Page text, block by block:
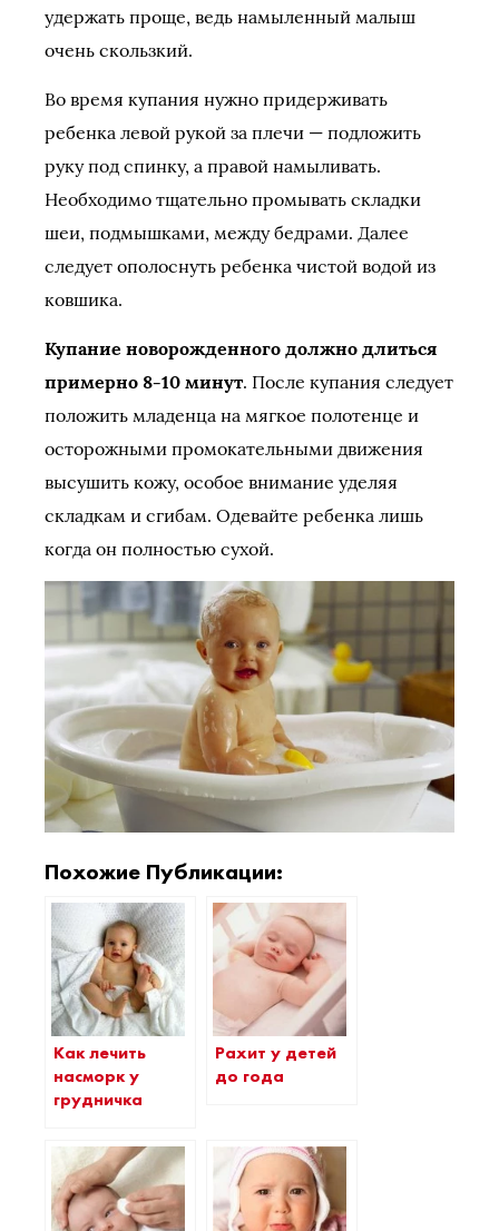
удержать проще, ведь намыленный малыш
очень скользкий.
Во время купания нужно придерживать
ребенка левой рукой за плечи — подложить
руку под спинку, а правой намыливать.
Необходимо тщательно промывать складки
шеи, подмышками, между бедрами. Далее
следует ополоснуть ребенка чистой водой из
ковшика.
Купание новорожденного должно длиться
примерно 8-10 минут. После купания следует
положить младенца на мягкое полотенце и
осторожными промокательными движения
высушить кожу, особое внимание уделяя
складкам и сгибам. Одевайте ребенка лишь
когда он полностью сухой.
Похожие Публикации:
Как лечить
насморк у
грудничка
Рахит у детей
до года